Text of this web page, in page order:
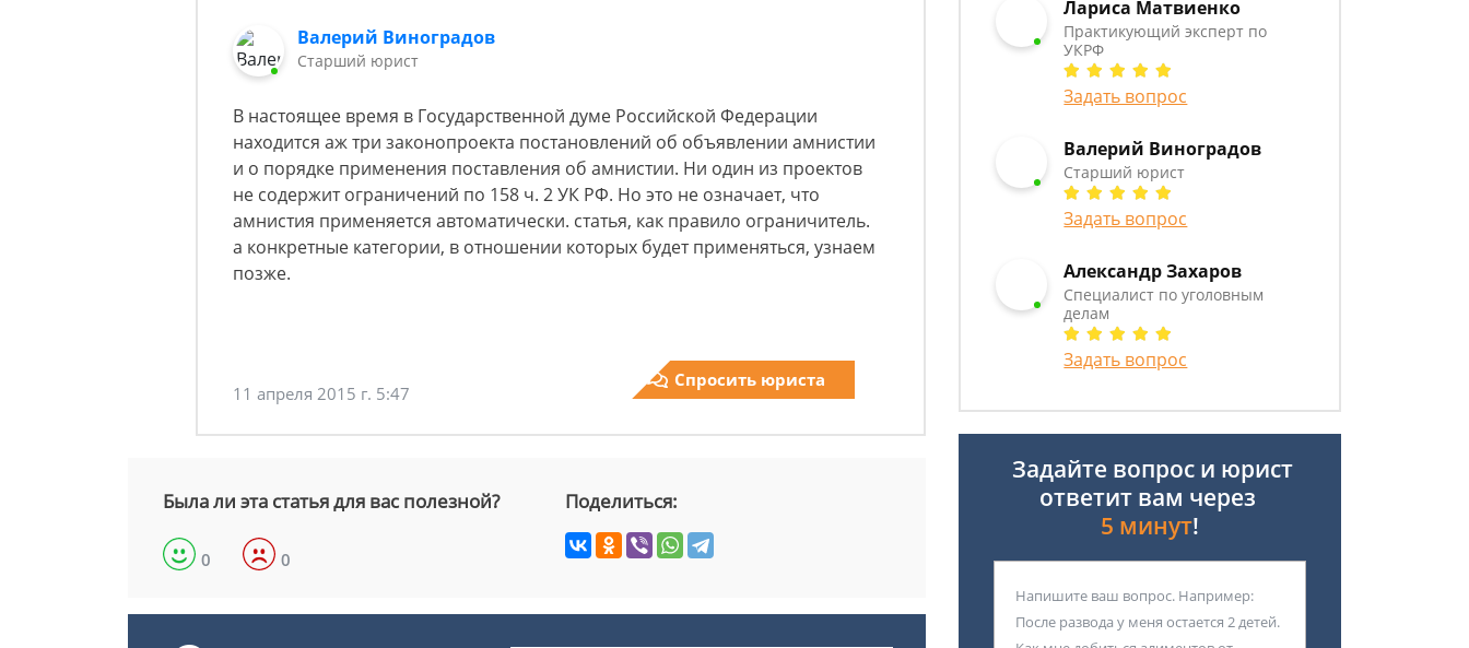
Валерий Виноградов
Старший юрист
В настоящее время в Государственной думе Российской Федерации
находится аж три законопроекта постановлений об объявлении амнистии
и о порядке применения поставления об амнистии. Ни один из проектов
не содержит ограничений по 158 ч. 2 УК РФ. Но это не означает, что
амнистия применяется автоматически. статья, как правило ограничитель.
а конкретные категории, в отношении которых будет применяться, узнаем
позже.
11 апреля 2015 г. 5:47
Спросить юриста
Была ли эта статья для вас полезной?
0 0
Поделиться:
Лариса Матвиенко
Практикующий эксперт по
УКРФ
Задать вопрос
Валерий Виноградов
Старший юрист
Задать вопрос
Александр Захаров
Специалист по уголовным
делам
Задать вопрос
Задайте вопрос и юрист
ответит вам через
5 минут!